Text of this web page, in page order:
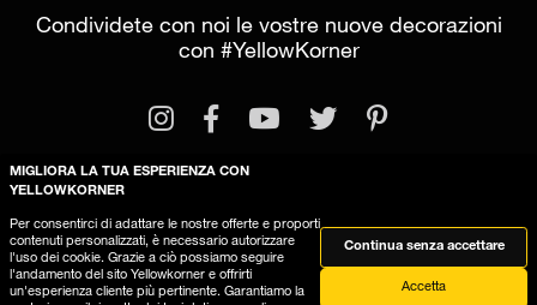
Condividete con noi le vostre nuove decorazioni
con #YellowKorner
Informazioni legaliCondizioni generali di vendita
Questo sito utilizza dei cookies
MIGLIORA LA TUA ESPERIENZA CON
YELLOWKORNER
Per consentirci di adattare le nostre offerte e proporti
contenuti personalizzati, è necessario autorizzare
l'uso dei cookie. Grazie a ciò possiamo seguire
l'andamento del sito Yellowkorner e offrirti
un'esperienza cliente più pertinente. Garantiamo la
Continua senza accettare
Accetta